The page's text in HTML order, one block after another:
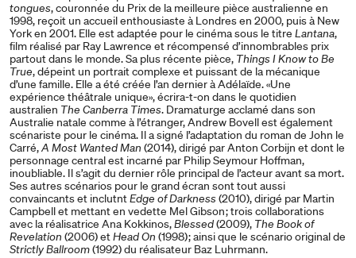
tongues, couronnée du Prix de la meilleure pièce australienne en
1998, reçoit un accueil enthousiaste à Londres en 2000, puis à New
York en 2001. Elle est adaptée pour le cinéma sous le titre Lantana,
film réalisé par Ray Lawrence et récompensé d’innombrables prix
partout dans le monde. Sa plus récente pièce, Things I Know to Be
True, dépeint un portrait complexe et puissant de la mécanique
d’une famille. Elle a été créée l’an dernier à Adélaïde. «Une
expérience théâtrale unique», écrira-t-on dans le quotidien
australien The Canberra Times. Dramaturge acclamé dans son
Australie natale comme à l’étranger, Andrew Bovell est également
scénariste pour le cinéma. Il a signé l’adaptation du roman de John le
Carré,A Most Wanted Man (2014), dirigé par Anton Corbijn et dont le
personnage central est incarné par Philip Seymour Hoffman,
inoubliable. Il s’agit du dernier rôle principal de l’acteur avant sa mort.
Ses autres scénarios pour le grand écran sont tout aussi
convaincants et inclutntEdge of Darkness (2010), dirigé par Martin
Campbell et mettant en vedette Mel Gibson ; trois collaborations
avec la réalisatrice Ana Kokkinos,Blessed(2009), The Book of
Revelation (2006) etHead On (1998) ; ainsi que le scénario original de
Strictly Ballroom(1992) du réalisateur Baz Luhrmann.